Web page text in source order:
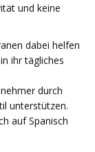
und keine
dabei helfen
ihr tägliches
durch
unterstützen.
auf Spanisch